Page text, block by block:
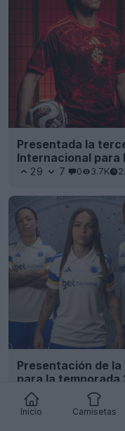
Inicio Camisetas
Presentada la
Internacional para
29 7 0 3.7K
Presentación de
para la temporada
27 1.4K